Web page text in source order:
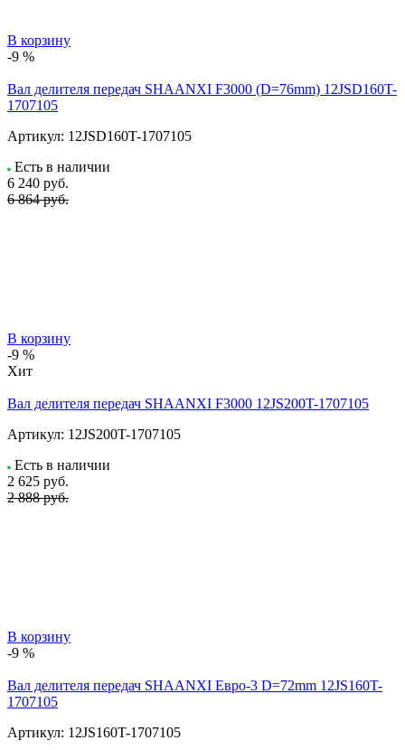
В корзину
-9 %
Вал делителя передач SHAANXI F3000 (D=76mm) 12JSD160T-
1707105
Артикул: 12JSD160T-1707105
Есть в наличии
6 240 руб.
6 864 руб.
В корзину
-9 %
Хит
Вал делителя передач SHAANXI F3000 12JS200T-1707105
Артикул: 12JS200T-1707105
Есть в наличии
2 625 руб.
2 888 руб.
В корзину
-9 %
Вал делителя передач SHAANXI Евро-3 D=72mm 12JS160T-
1707105
Артикул: 12JS160T-1707105